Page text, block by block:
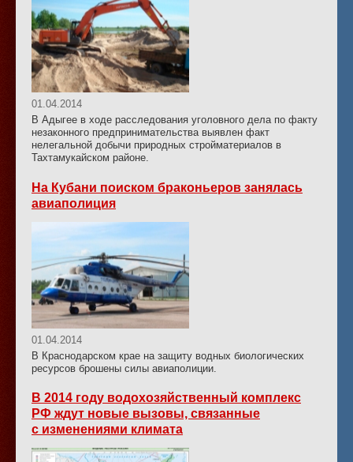
01.04.2014
В Адыгее в ходе расследования уголовного дела по факту
незаконного предпринимательства выявлен факт
нелегальной добычи природных стройматериалов в
Тахтамукайском районе.
На Кубани поиском браконьеров занялась
авиаполиция
01.04.2014
В Краснодарском крае на защиту водных биологических
ресурсов брошены силы авиаполиции.
В 2014 году водохозяйственный комплекс
РФ ждут новые вызовы, связанные
с изменениями климата